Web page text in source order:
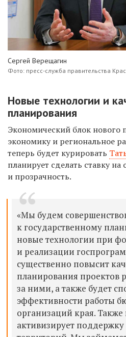
Сергей Верещагин
Фото: пресс-служба правительства
Новые технологии и
планирования
Экономический блок нового
экономику и региональное
теперь будет курировать
планирует сделать ставку на
и прозрачность.
«Мы будем
к государственному
новые технологии при
и реализации
существенно повысит
планирования проектов
за ними, а также будет
эффективности работы
организаций края. Также
активизирует поддержку